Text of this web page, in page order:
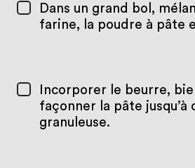
Dans un grand bol,
farine, la poudre à pâte
Incorporer le beurre,
façonner la pâte jusqu’à
granuleuse.